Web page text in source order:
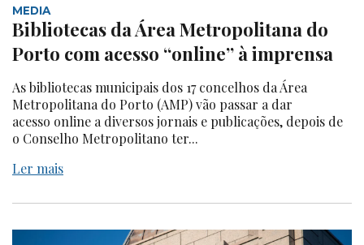
MEDIA
Bibliotecas da Área Metropolitana do
Porto com acesso “online” à imprensa
As bibliotecas municipais dos 17 concelhos da Área
Metropolitana do Porto (AMP) vão passar a dar
acesso online a diversos jornais e publicações, depois de
o Conselho Metropolitano ter...
Ler mais